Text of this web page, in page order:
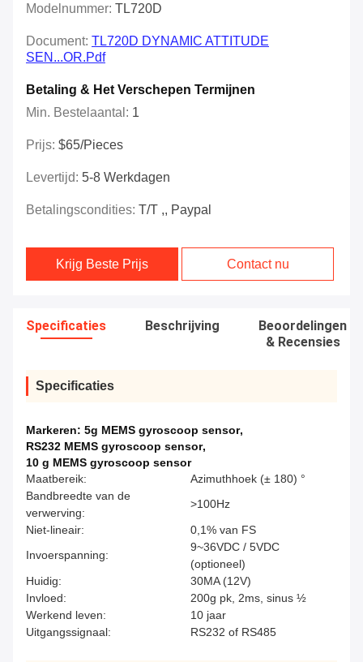
Modelnummer: TL720D
Document: TL720D DYNAMIC ATTITUDE
SEN...OR.pdf
Betaling & Het Verschepen Termijnen
Min. Bestelaantal: 1
Prijs: $65/Pieces
Levertijd: 5-8 Werkdagen
Betalingscondities: T/t ,, Paypal
Krijg Beste Prijs Contact nu
Specificaties Beschrijving
Beoordelingen
& Recensies
Specificaties
Markeren: 5g MEMS gyroscoop sensor,
RS232 MEMS gyroscoop sensor,
10 g MEMS gyroscoop sensor
Maatbereik:
Azimuthhoek (± 180) °
Bandbreedte van de
verwerving:
>100Hz
Niet-lineair:
0,1% van FS
Invoerspanning:
9~36VDC / 5VDC
(optioneel)
Huidig:
30MA (12V)
Invloed:
200g pk, 2ms, sinus ½
Werkend leven:
10 jaar
Uitgangssignaal:
RS232 of RS485